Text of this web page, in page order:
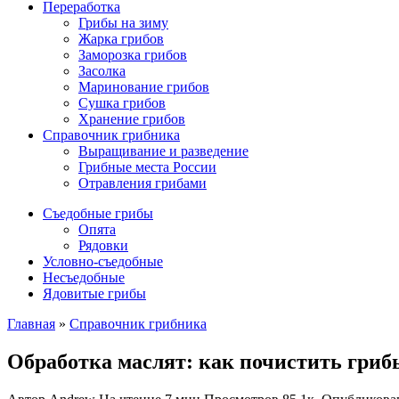
Переработка
Грибы на зиму
Жарка грибов
Заморозка грибов
Засолка
Маринование грибов
Сушка грибов
Хранение грибов
Справочник грибника
Выращивание и разведение
Грибные места России
Отравления грибами
Съедобные грибы
Опята
Рядовки
Условно-съедобные
Несъедобные
Ядовитые грибы
Главная » Справочник грибника
Обработка маслят: как почистить